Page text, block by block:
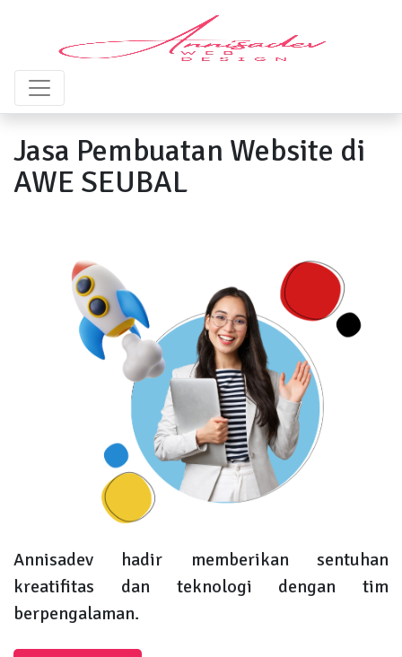
Jasa Pembuatan Website di
AWE SEUBAL
Annisadev hadir memberikan sentuhan
kreatifitas dan teknologi dengan tim
berpengalaman.